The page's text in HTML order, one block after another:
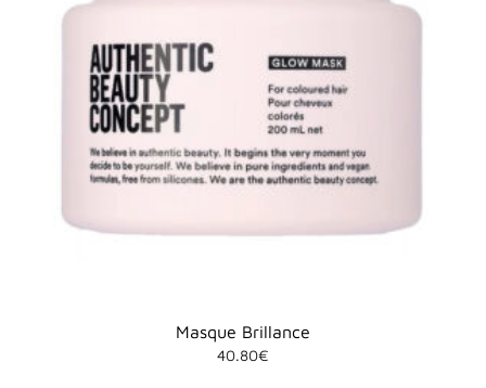
Masque Brillance
40.80€